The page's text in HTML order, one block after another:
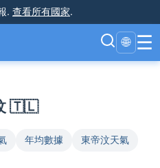
. 查看所有國家.
🌐 ☰
🇹🇱
年均數據 東帝汶天氣